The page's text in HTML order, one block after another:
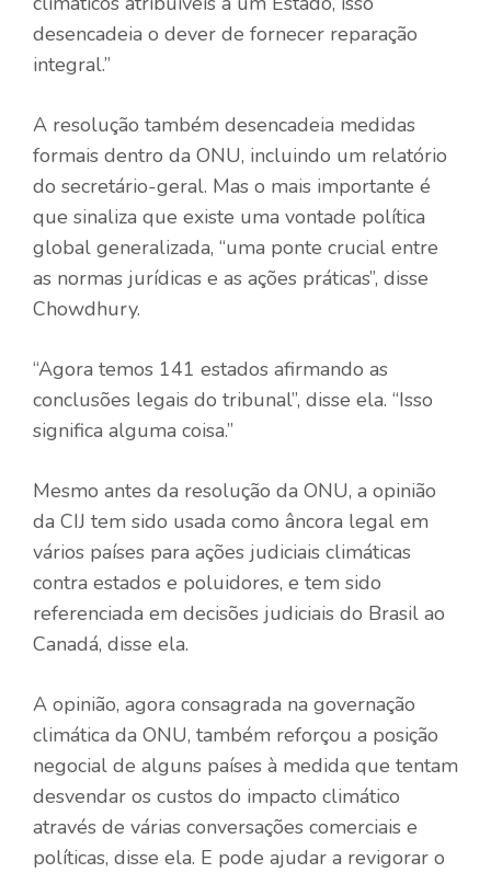
desencadeia o dever de fornecer reparação
integral.”
A resolução também desencadeia medidas
formais dentro da ONU, incluindo um relatório
do secretário-geral. Mas o mais importante é
que sinaliza que existe uma vontade política
global generalizada, “uma ponte crucial entre
as normas jurídicas e as ações práticas”, disse
Chowdhury.
“Agora temos 141 estados afirmando as
conclusões legais do tribunal”, disse ela. “Isso
significa alguma coisa.”
Mesmo antes da resolução da ONU, a opinião
da CIJ tem sido usada como âncora legal em
vários países para ações judiciais climáticas
contra estados e poluidores, e tem sido
referenciada em decisões judiciais do Brasil ao
Canadá, disse ela.
A opinião, agora consagrada na governação
climática da ONU, também reforçou a posição
negocial de alguns países à medida que tentam
desvendar os custos do impacto climático
através de várias conversações comerciais e
políticas, disse ela. E pode ajudar a revigorar o